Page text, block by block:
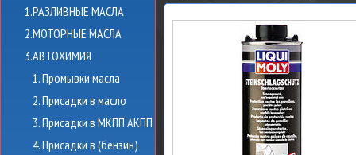
1.РАЗЛИВНЫЕ МАСЛА
2.МОТОРНЫЕ МАСЛА
3.АВТОХИМИЯ
1. Промывки масла
2. Присадки в масло
3. Присадки в МКПП АКПП
4. Присадки в (бензин)